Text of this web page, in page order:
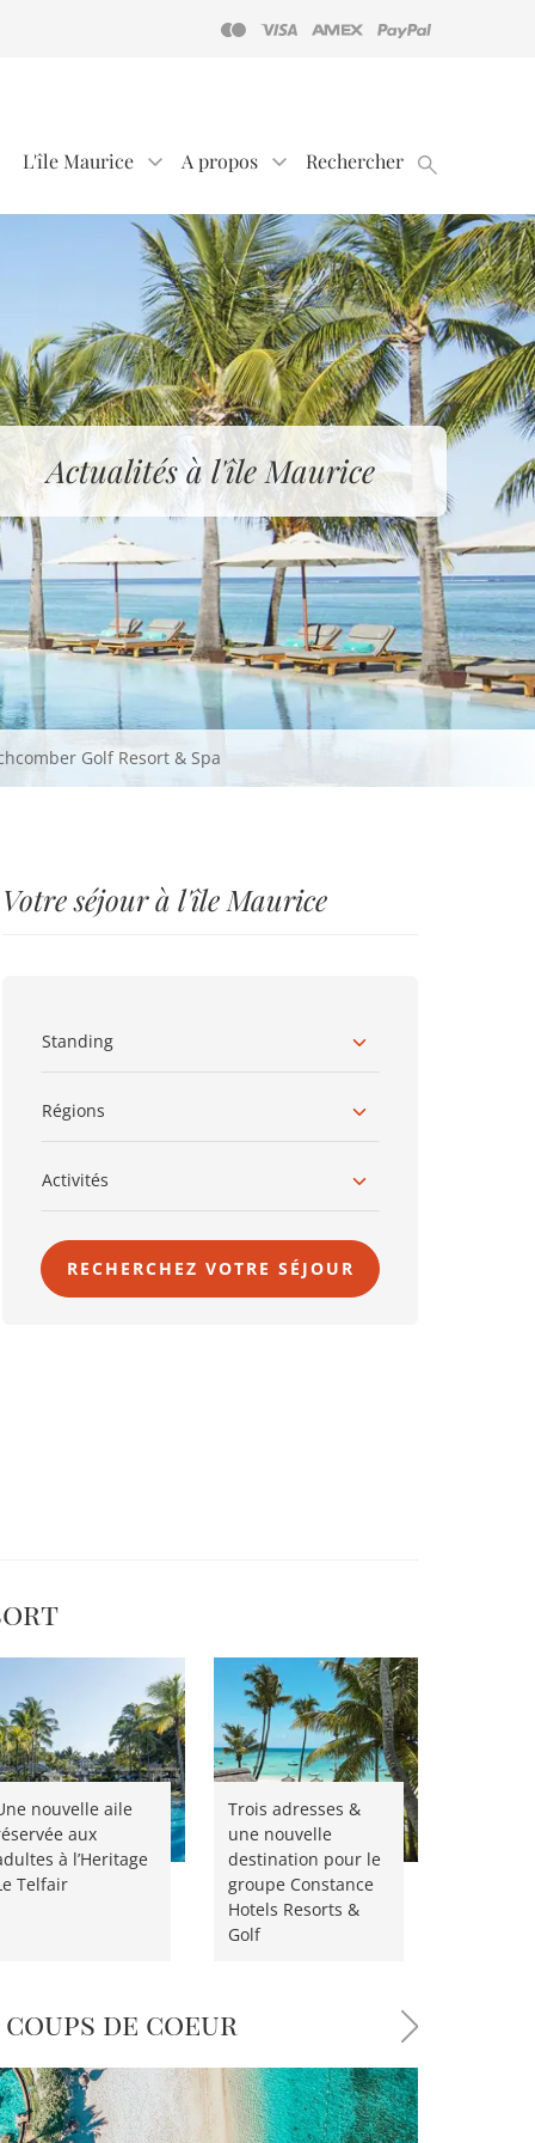
L'île Maurice A propos Rechercher
Actualités à l'île Maurice
Golf Resort & Spa
Votre séjour à l'île Maurice
Standing
Régions
Activités
RECHERCHEZ VOTRE SÉJOUR
nouvelle aile
aux
à l’Heritage
Telfair
Trois adresses &
une nouvelle
destination pour le
groupe Constance
Hotels Resorts &
Golf
coups de coeur